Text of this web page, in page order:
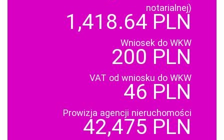
notarialnej)
1,418.64 PLN
Wniosek do WKW
200 PLN
VAT od wniosku do WKW
46 PLN
Prowizja agencji nieruchomości
42,475 PLN